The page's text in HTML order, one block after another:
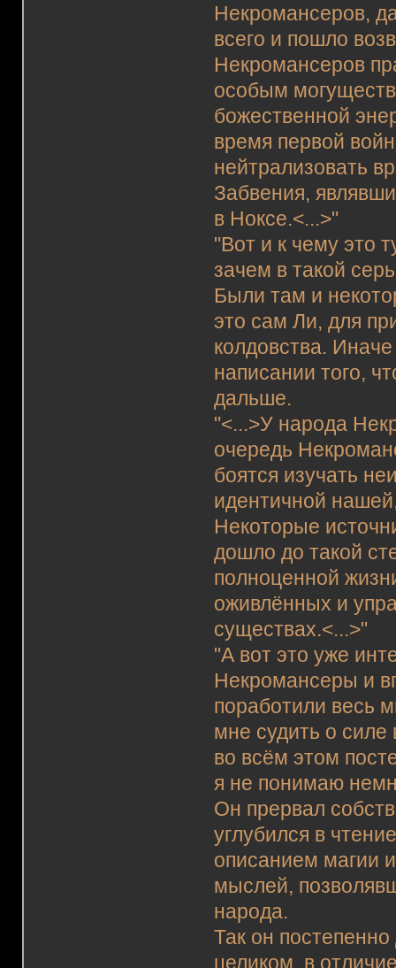
Некромансеров,
всего и пошло
Некромансеров
особым
божественной
время первой
нейтрализовать
Забвения,
в Ноксе.<...>"
"Вот и к чему это
зачем в такой
Были там и
это сам Ли, для
колдовства.
написании того,
дальше.
"<...>У народа
очередь
боятся изучать
идентичной
Некоторые
дошло до такой
полноценной
оживлённых и
существах.<...>"
"А вот это уже
Некромансеры и
поработили весь
мне судить о
во всём этом
я не понимаю
Он прервал
углубился в
описанием магии
мыслей,
народа.
Так он
целиком, в